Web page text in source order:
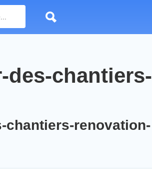
des-chantiers-
chantiers-renovation-